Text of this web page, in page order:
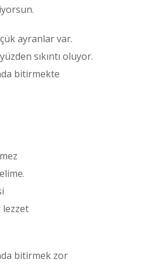
ayranlar var.
sıkıntı oluyor.
bitirmekte
lezzet
bitirmek zor